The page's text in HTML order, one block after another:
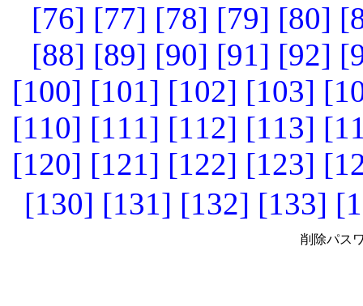
[76] [77] [78] [79] [80]
[88] [89] [90] [91] [92]
[100] [101] [102] [103]
[110] [111] [112] [113]
[120] [121] [122] [123]
[130] [131] [132] [133]
削除パス